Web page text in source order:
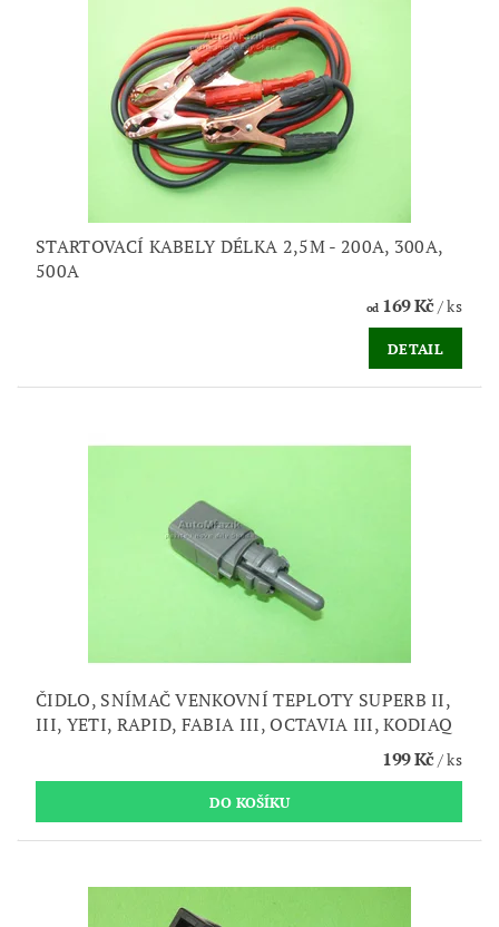
STARTOVACÍ KABELY DÉLKA 2,5M - 200A, 300A,
500A
od169 Kč/ ks
DETAIL
ČIDLO, SNÍMAČ VENKOVNÍ TEPLOTY SUPERB II,
III, YETI, RAPID, FABIA III, OCTAVIA III, KODIAQ
199 Kč/ ks